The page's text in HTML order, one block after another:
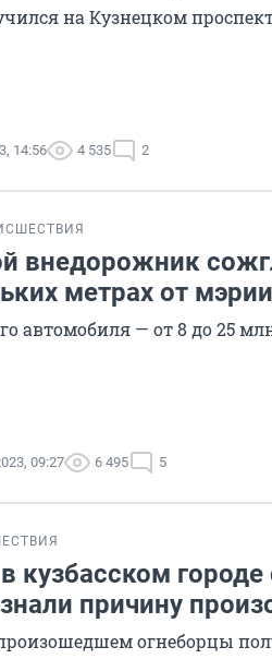
на Кузнецком
14:56 4 535 2
внедорожник
метрах от
автомобиля — от 8 до 25
09:27 6 495 5
кузбасском городе
причину
огнеборцы